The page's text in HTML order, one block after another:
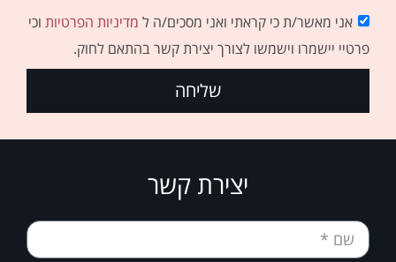
אני מאשר/ת כי קראתי ואני מסכים/ה ל מדיניות הפרטיות וכי
פרטיי יישמרו וישמשו לצורך יצירת קשר בהתאם לחוק.
שליחה
יצירת קשר